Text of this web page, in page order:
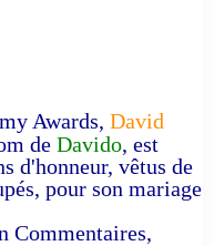
Awards, David
de Davido, est
d'honneur, vêtus de
pour son mariage
Commentaires,